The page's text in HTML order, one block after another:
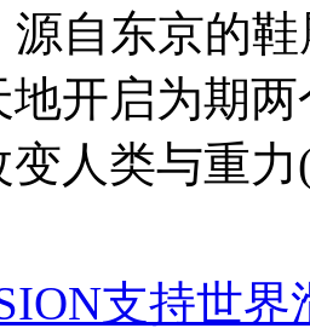
源自东京的
地开启为期
变人类与重力